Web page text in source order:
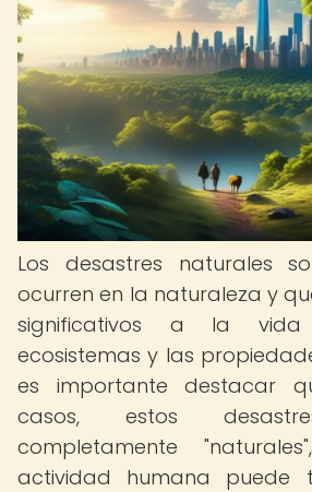
Los desastres naturales
ocurren en la naturaleza y
significativos a la vida
ecosistemas y las
es importante destacar
casos, estos
completamente
actividad humana puede